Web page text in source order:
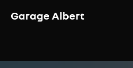
Garage Albert